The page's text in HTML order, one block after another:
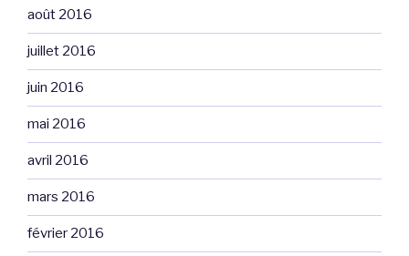
août 2016
juillet 2016
juin 2016
mai 2016
avril 2016
mars 2016
février 2016